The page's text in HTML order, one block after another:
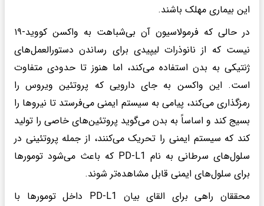
این بیماری مهلک باشند.
در حالی که فرمولاسیون آن بی‌شباهت به واکسن کووید-۱۹
نیست که از نانوذرات لیپیدی برای رساندن دستورالعمل‌های
ژنتیکی به بدن استفاده می‌کند، اما هنوز تا حدودی متفاوت
است. این واکسن به جای دارویی که پروتئین ویروس را
رمزگذاری می‌کند، پیامی به سیستم ایمنی می‌فرستد تا نیروها را
بسیج کند و اساساً به بدن می‌گوید پروتئین‌های خاصی را تولید
کند که سیستم ایمنی را تحریک می‌کنند، از جمله پروتئینی در
سلول‌های سرطانی به نام PD-L1 که باعث می‌شود تومورها
برای سلول‌های ایمنی قابل مشاهده‌تر شوند.
محققان راهی برای القای بیان PD-L1 داخل تومورها با